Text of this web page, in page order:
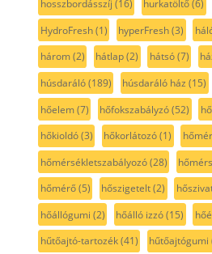
hosszbordásszíj (16) hurkatöltő(6)
HydroFresh(1) hyperFresh(3)
három(2) hátlap(2) hátsó(7)
húsdaráló(189) húsdaráló ház (15)
hőelem(7) hőfokszabályzó(52)
hőkioldó(3) hőkorlátozó(1)
hőmérsékletszabályozó(28)
hőmérő(5) hőszigetelt(2)
hőállógumi (2) hőálló izzó(15)
hűtőajtó-tartozék(41) hűtőajtógumi